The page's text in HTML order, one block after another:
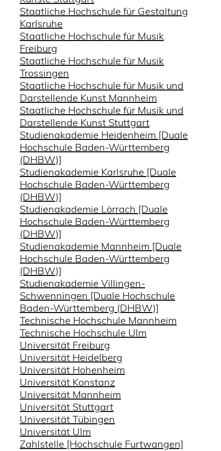
Staatliche Hochschule für Gestaltung
Karlsruhe
Staatliche Hochschule für Musik
Freiburg
Staatliche Hochschule für Musik
Trossingen
Staatliche Hochschule für Musik und
Darstellende Kunst Mannheim
Staatliche Hochschule für Musik und
Darstellende Kunst Stuttgart
Studienakademie Heidenheim [Duale
Hochschule Baden-Württemberg
(DHBW)]
Studienakademie Karlsruhe [Duale
Hochschule Baden-Württemberg
(DHBW)]
Studienakademie Lörrach [Duale
Hochschule Baden-Württemberg
(DHBW)]
Studienakademie Mannheim [Duale
Hochschule Baden-Württemberg
(DHBW)]
Studienakademie Villingen-
Schwenningen [Duale Hochschule
Baden-Württemberg (DHBW)]
Technische Hochschule Mannheim
Technische Hochschule Ulm
Universität Freiburg
Universität Heidelberg
Universität Hohenheim
Universität Konstanz
Universität Mannheim
Universität Stuttgart
Universität Tübingen
Universität Ulm
Zahlstelle [Hochschule Furtwangen]